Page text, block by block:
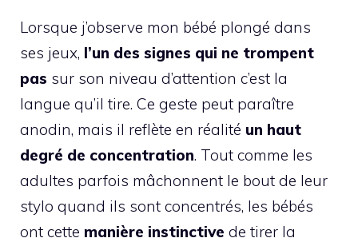
Lorsque j’observe mon bébé plongé dans
ses jeux, l’un des signes qui ne trompent
pas sur son niveau d’attention c’est la
langue qu’il tire. Ce geste peut paraître
anodin, mais il reflète en réalité un haut
degré de concentration. Tout comme les
adultes parfois mâchonnent le bout de leur
stylo quand ils sont concentrés, les bébés
ont cette manière instinctive de tirer la